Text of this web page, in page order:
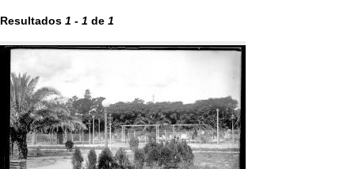
Resultados 1 - 1 de 1